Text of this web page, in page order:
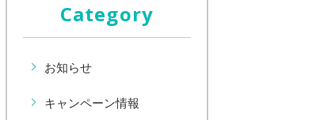
Category
お知らせ
キャンペーン情報